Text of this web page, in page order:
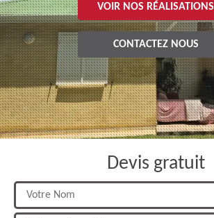
VOIR NOS RÉALISATIONS
CONTACTEZ NOUS
Devis gratuit